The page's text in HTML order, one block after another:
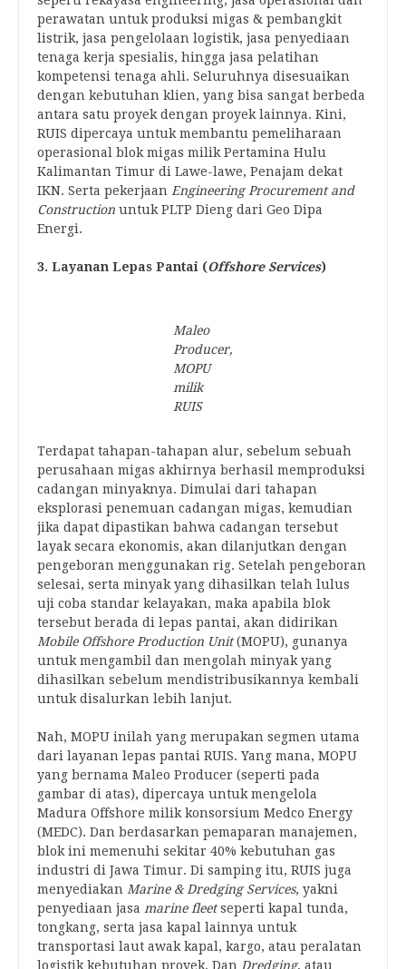
perawatan untuk produksi migas & pembangkit
listrik, jasa pengelolaan logistik, jasa penyediaan
tenaga kerja spesialis, hingga jasa pelatihan
kompetensi tenaga ahli. Seluruhnya disesuaikan
dengan kebutuhan klien, yang bisa sangat berbeda
antara satu proyek dengan proyek lainnya. Kini,
RUIS dipercaya untuk membantu pemeliharaan
operasional blok migas milik Pertamina Hulu
Kalimantan Timur di Lawe-lawe, Penajam dekat
IKN. Serta pekerjaan Engineering Procurement and
Construction untuk PLTP Dieng dari Geo Dipa
Energi.
3. Layanan Lepas Pantai (Offshore Services)
Maleo
Producer,
MOPU
milik
RUIS
Terdapat tahapan-tahapan alur, sebelum sebuah
perusahaan migas akhirnya berhasil memproduksi
cadangan minyaknya. Dimulai dari tahapan
eksplorasi penemuan cadangan migas, kemudian
jika dapat dipastikan bahwa cadangan tersebut
layak secara ekonomis, akan dilanjutkan dengan
pengeboran menggunakan rig. Setelah pengeboran
selesai, serta minyak yang dihasilkan telah lulus
uji coba standar kelayakan, maka apabila blok
tersebut berada di lepas pantai, akan didirikan
Mobile Offshore Production Unit(MOPU), gunanya
untuk mengambil dan mengolah minyak yang
dihasilkan sebelum mendistribusikannya kembali
untuk disalurkan lebih lanjut.
Nah, MOPU inilah yang merupakan segmen utama
dari layanan lepas pantai RUIS. Yang mana, MOPU
yang bernama Maleo Producer (seperti pada
gambar di atas), dipercaya untuk mengelola
Madura Offshore milik konsorsium Medco Energy
(MEDC). Dan berdasarkan pemaparan manajemen,
blok ini memenuhi sekitar 40% kebutuhan gas
industri di Jawa Timur. Di samping itu, RUIS juga
menyediakan Marine & Dredging Services, yakni
penyediaan jasa marine fleetseperti kapal tunda,
tongkang, serta jasa kapal lainnya untuk
transportasi laut awak kapal, kargo, atau peralatan
logistik kebutuhan proyek. Dan Dredging, atau